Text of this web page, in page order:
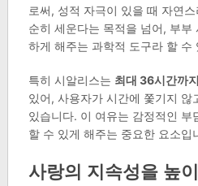
로써, 성적 자극이 있을 때 자연
순히 세운다는 목적을 넘어, 부부
하게 해주는 과학적 도구라 할 수
특히 시알리스는 최대 36시간까
있어, 사용자가 시간에 쫓기지 않
있습니다. 이 여유는 감정적인 부
할 수 있게 해주는 중요한 요소입
사랑의 지속성을 높